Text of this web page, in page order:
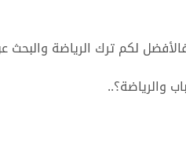
لكم ترك الرياضة والبحث
والرياضة؟..